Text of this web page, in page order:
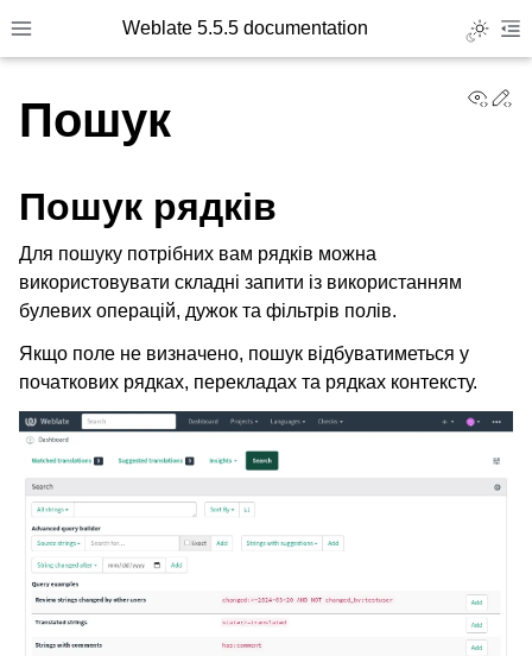
Toggle site navigation sidebar
Weblate 5.5.5 documentation Toggle
Пошук
Пошук рядків
Для пошуку потрібних вам рядків можна
використовувати складні запити із використанням
булевих операцій, дужок та фільтрів полів.
Якщо поле не визначено, пошук відбуватиметься у
початкових рядках, перекладах та рядках контексту.